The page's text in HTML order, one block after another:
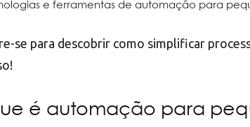
e ferramentas de automação para
se para descobrir como simplificar
é automação para